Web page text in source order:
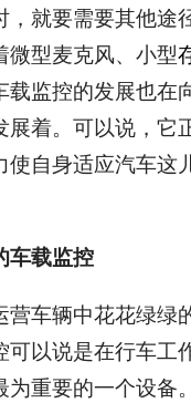
，就要需要其他途
微型麦克风、小型
监控的发展也在
展着。可以说，它
使自身适应汽车这
载监控
车辆中花花绿绿
可以说是在行车工
为重要的一个设备